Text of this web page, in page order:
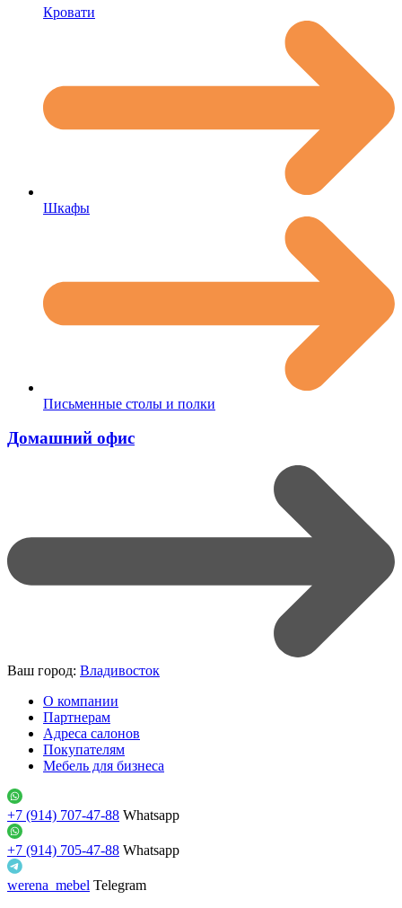
Кровати
Шкафы
Письменные столы и полки
Домашний офис
Ваш город: Владивосток
О компании
Партнерам
Адреса салонов
Покупателям
Мебель для бизнеса
+7 (914) 707-47-88 Whatsapp
+7 (914) 705-47-88 Whatsapp
werena_mebel Telegram